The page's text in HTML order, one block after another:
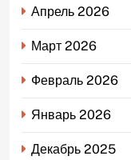
Апрель 2026
Март 2026
Февраль 2026
Январь 2026
Декабрь 2025